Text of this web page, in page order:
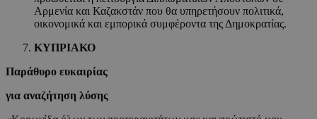
Αρμενία και Καζακστάν που θα υπηρετήσουν πολιτικά,
οικονομικά και εμπορικά συμφέροντα της Δημοκρατίας.
ΚΥΠΡΙΑΚΟ
Παράθυρο ευκαιρίας
για αναζήτηση λύσης